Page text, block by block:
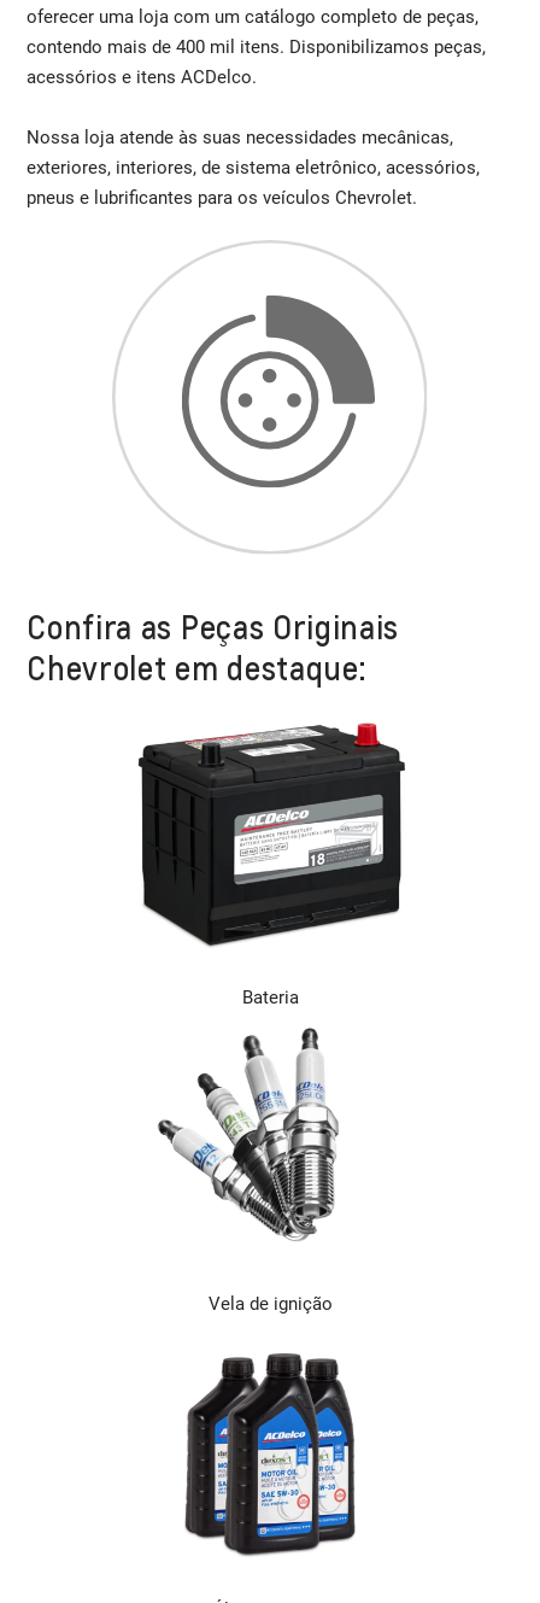
oferecer uma loja com um catálogo completo de peças,
contendo mais de 400 mil itens. Disponibilizamos peças,
acessórios e itens ACDelco.
Nossa loja atende às suas necessidades mecânicas,
exteriores, interiores, de sistema eletrônico, acessórios,
pneus e lubrificantes para os veículos Chevrolet.
Confira as Peças Originais
Chevrolet em destaque:
Bateria
Vela de ignição